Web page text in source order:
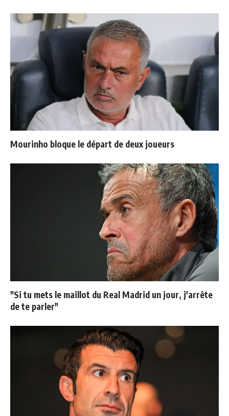
Mourinho bloque le départ de deux joueurs
"Si tu mets le maillot du Real Madrid un jour, j'arrête
de te parler"